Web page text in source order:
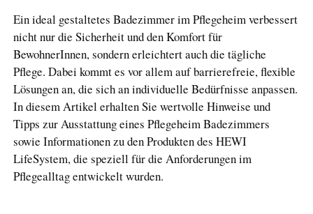
Ein ideal gestaltetes Badezimmer im Pflegeheim verbessert
nicht nur die Sicherheit und den Komfort für
BewohnerInnen, sondern erleichtert auch die tägliche
Pflege. Dabei kommt es vor allem auf barrierefreie, flexible
Lösungen an, die sich an individuelle Bedürfnisse anpassen.
In diesem Artikel erhalten Sie wertvolle Hinweise und
Tipps zur Ausstattung eines Pflegeheim Badezimmers
sowie Informationen zu den Produkten des HEWI
LifeSystem, die speziell für die Anforderungen im
Pflegealltag entwickelt wurden.